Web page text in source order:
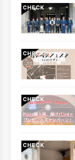
CHECK
CHECK
CHECK
CHECK